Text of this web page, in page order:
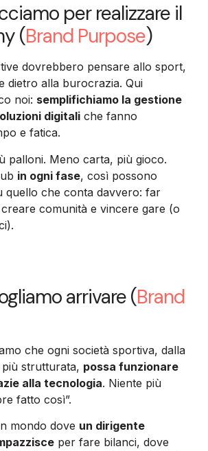
per realizzare il
(Brand Purpose)
dovrebbero pensare allo sport,
dietro alla burocrazia. Qui
noi: semplifichiamo la gestione
digitali che fanno
e fatica.
palloni. Meno carta, più gioco.
in ogni fase, così possono
quello che conta davvero: far
comunità e vincere gare (o
arrivare (Brand
che ogni società sportiva, dalla
strutturata, possa funzionare
alla tecnologia. Niente più
fatto così”.
mondo dove un dirigente
per fare bilanci, dove